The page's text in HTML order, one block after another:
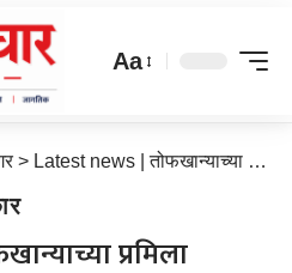
Aa
> Latest news | तोफखान्याच्या प्रमिला गायकवाड ठरल्या ‘टॉप कॉप ऑफ द मन्थ’; पठाण, शिरसाठ, तरटे यांचाही झाला गौरव !
प्रमिला